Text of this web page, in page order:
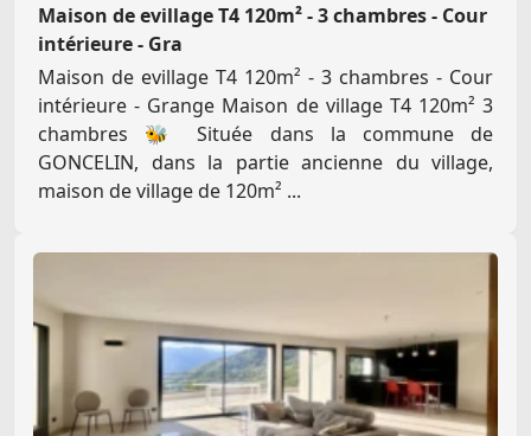
Maison de evillage T4 120m² - 3 chambres - Cour
intérieure - Gra
Maison de evillage T4 120m² - 3 chambres - Cour
intérieure - Grange Maison de village T4 120m² 3
chambres 🐝 Située dans la commune de
GONCELIN, dans la partie ancienne du village,
maison de village de 120m² ...